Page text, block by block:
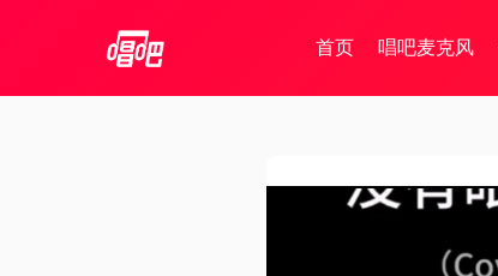
首页 唱吧麦克风